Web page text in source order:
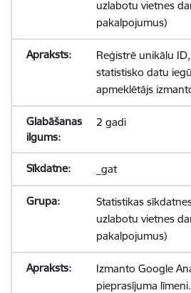
uzlabotu vietnes
pakalpojumus)
Reģistrē unikālu
statistisko datu
apmeklētājs
2 gadi
_gat
Statistikas
uzlabotu vietnes
pakalpojumus)
Izmanto Google
pieprasījuma līmeni.